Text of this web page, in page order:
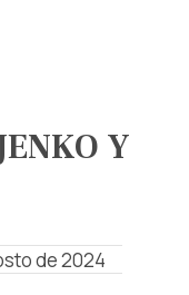
Y
de 2024